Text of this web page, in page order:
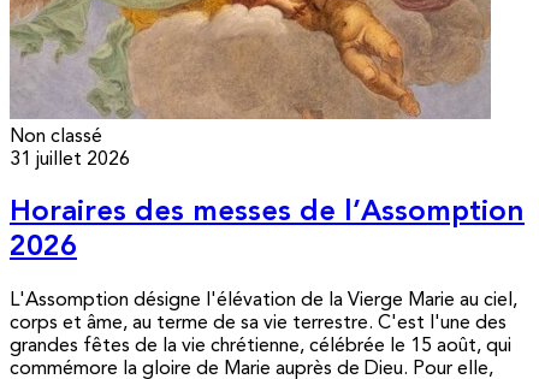
Non classé
31 juillet 2026
Horaires des messes de l’Assomption
2026
L'Assomption désigne l'élévation de la Vierge Marie au ciel,
corps et âme, au terme de sa vie terrestre. C'est l'une des
grandes fêtes de la vie chrétienne, célébrée le 15 août, qui
commémore la gloire de Marie auprès de Dieu. Pour elle,